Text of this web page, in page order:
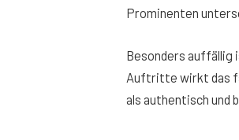
Prominenten
Besonders auffällig
Auftritte wirkt das
als authentisch und